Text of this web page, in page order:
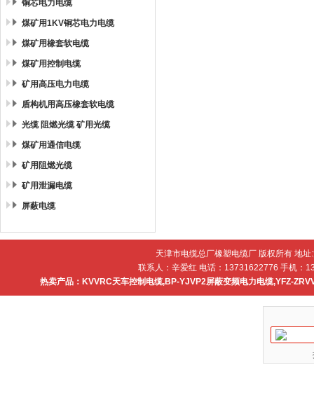
铜芯电力电缆
煤矿用1KV铜芯电力电缆
煤矿用橡套软电缆
煤矿用控制电缆
矿用高压电力电缆
盾构机用高压橡套软电缆
光缆 阻燃光缆 矿用光缆
煤矿用通信电缆
矿用阻燃光缆
矿用泄漏电缆
屏蔽电缆
天津市电缆总厂橡塑电缆厂 版权所有 地
联系人：辛爱红 电话：13731622776 手机：
热卖产品： KVVRC天车控制电缆,BP-YJVP2屏蔽变频电力电缆,YFZ-